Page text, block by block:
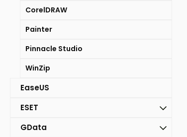
CorelDRAW
Painter
Pinnacle Studio
WinZip
EaseUS
ESET
GData